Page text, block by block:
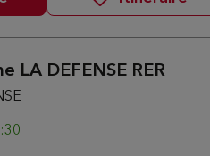
LA DEFENSE RER